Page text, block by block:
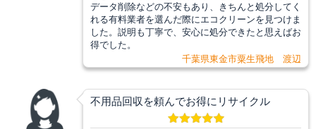
データ削除などの不安もあり、きちんと処分してく
れる有料業者を選んだ際にエコクリーンを見つけま
した。説明も丁寧で、安心に処分できたと思えばお
得でした。
千葉県東金市粟生飛地 渡辺
不用品回収を頼んでお得にリサイクル